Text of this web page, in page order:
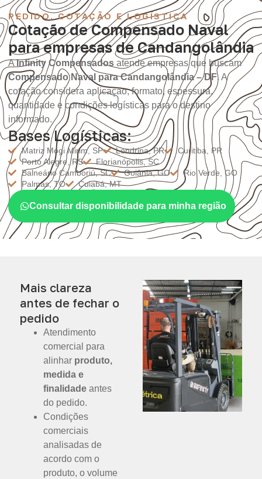
PEDIDO, COTAÇÃO E LOGÍSTICA
Cotação de Compensado Naval
para empresas de Candangolândia
AInfinity Compensados atende empresas que buscam
Compensado Naval para Candangolândia – DF. A
cotação considera aplicação, formato, espessura,
quantidade e condições logísticas para o destino
informado.
Bases Logísticas:
Matriz Mogi Mirim, SP Londrina, PR
Curitiba, PR
Porto Alegre, RS
Florianópolis, SC
Balneário Camboriú, SC
Goiânia, GO
Rio Verde, GO
Palmas, TO
Cuiabá, MT
Consultar disponibilidade para minha região
Mais clareza
antes de fechar o
pedido
Atendimento
comercial para
alinhar produto,
medida e
finalidade antes
do pedido.
Condições
comerciais
analisadas de
acordo com o
produto, o volume